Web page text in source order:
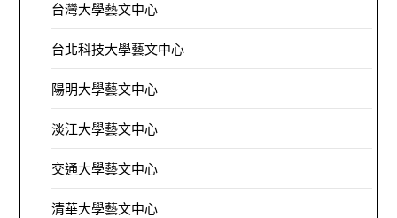
台灣大學藝文中心
台北科技大學藝文中心
陽明大學藝文中心
淡江大學藝文中心
交通大學藝文中心
清華大學藝文中心